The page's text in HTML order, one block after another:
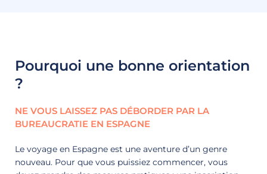
Pourquoi une bonne orientation
?
NE VOUS LAISSEZ PAS DÉBORDER PAR LA
BUREAUCRATIE EN ESPAGNE
Le voyage en Espagne est une aventure d’un genre
nouveau. Pour que vous puissiez commencer, vous